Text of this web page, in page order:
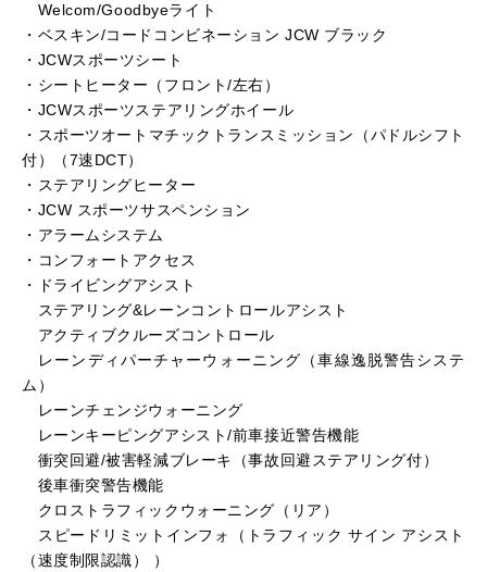
Welcom/Goodbyeライト
・ベスキン/コードコンビネーション JCW ブラック
・JCWスポーツシート
・シートヒーター（フロント/左右）
・JCWスポーツステアリングホイール
・スポーツオートマチックトランスミッション（パドルシフト
付）（7速DCT）
・ステアリングヒーター
・JCW スポーツサスペンション
・アラームシステム
・コンフォートアクセス
・ドライビングアシスト
ステアリング&レーンコントロールアシスト
アクティブクルーズコントロール
レーンディパーチャーウォーニング（車線逸脱警告システ
ム）
レーンチェンジウォーニング
レーンキーピングアシスト/前車接近警告機能
衝突回避/被害軽減ブレーキ（事故回避ステアリング付）
後車衝突警告機能
クロストラフィックウォーニング（リア）
スピードリミットインフォ（トラフィック サイン アシスト
（速度制限認識） ）